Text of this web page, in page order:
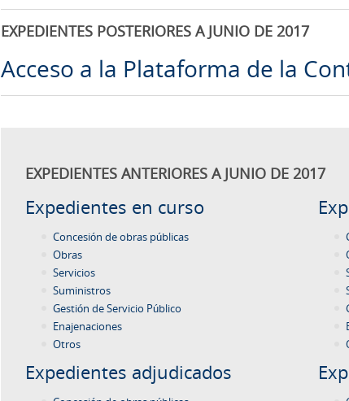
EXPEDIENTES POSTERIORES A JUNIO DE 2017
Acceso a la Plataforma de la
EXPEDIENTES ANTERIORES A JUNIO DE 2017
Expedientes en curso
Concesión de obras públicas
Obras
Servicios
Suministros
Gestión de Servicio Público
Enajenaciones
Otros
Expedientes adjudicados